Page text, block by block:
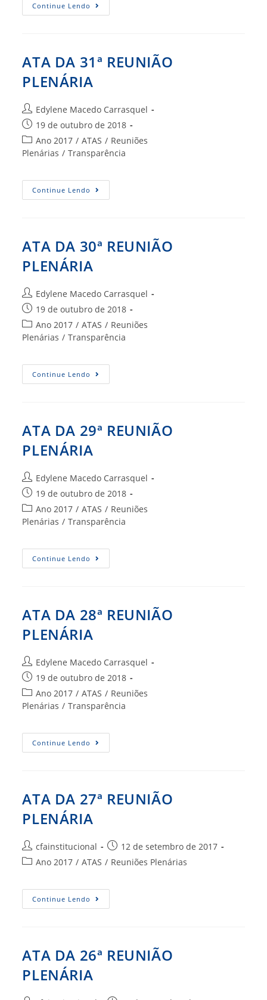
Continue Lendo ATA
DA
ATA DA 31ª REUNIÃO
PLENÁRIA
Autor
do
post:
Edylene Macedo Carrasquel
Post
publicado:
19 de outubro de 2018
Categoria
do
Ano 2017 / ATAS / Reuniões
Plenárias / Transparência
Continue Lendo ATA
DA
ATA DA 30ª REUNIÃO
PLENÁRIA
Autor
do
post:
Edylene Macedo Carrasquel
Post
publicado:
19 de outubro de 2018
Categoria
do
Ano 2017 / ATAS / Reuniões
Plenárias / Transparência
Continue Lendo ATA
DA
ATA DA 29ª REUNIÃO
PLENÁRIA
Autor
do
post:
Edylene Macedo Carrasquel
Post
publicado:
19 de outubro de 2018
Categoria
do
Ano 2017 / ATAS / Reuniões
Plenárias / Transparência
Continue Lendo ATA
DA
ATA DA 28ª REUNIÃO
PLENÁRIA
Autor
do
post:
Edylene Macedo Carrasquel
Post
publicado:
19 de outubro de 2018
Categoria
do
Ano 2017 / ATAS / Reuniões
Plenárias / Transparência
Continue Lendo ATA
DA
ATA DA 27ª REUNIÃO
PLENÁRIA
Autor
do
cfainstitucional
Post
publicado:
12 de setembro de 2017
Categoria
post:
Ano 2017 / ATAS / Reuniões Plenárias
Continue Lendo ATA
DA
ATA DA 26ª REUNIÃO
PLENÁRIA